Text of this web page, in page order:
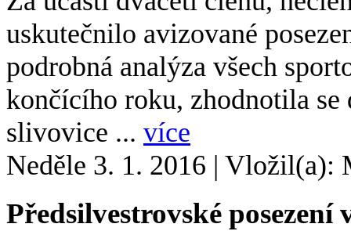
uskutečnilo avizované
podrobná analýza všech
končícího roku, zhodnotila
slivovice ... více
Neděle 3. 1. 2016 | Vložil(a):
Předsilvestrovské posezení